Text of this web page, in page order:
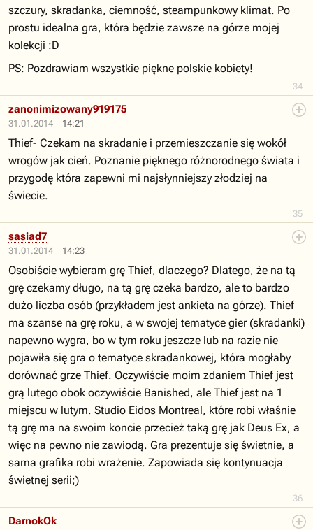
34
szczury, skradanka, ciemność, steampunkowy klimat. Po
prostu idealna gra, która będzie zawsze na górze mojej
kolekcji :D
PS: Pozdrawiam wszystkie piękne polskie kobiety!
31.01.2014 14:21
35
zanonimizowany919175
Thief- Czekam na skradanie i przemieszczanie się wokół
wrogów jak cień. Poznanie pięknego różnorodnego świata i
przygodę która zapewni mi najsłynniejszy złodziej na
świecie.
31.01.2014 14:23
36
sasiad7
Osobiście wybieram grę Thief, dlaczego? Dlatego, że na tą
grę czekamy długo, na tą grę czeka bardzo, ale to bardzo
dużo liczba osób (przykładem jest ankieta na górze). Thief
ma szanse na grę roku, a w swojej tematyce gier (skradanki)
napewno wygra, bo w tym roku jeszcze lub na razie nie
pojawiła się gra o tematyce skradankowej, która mogłaby
dorównać grze Thief. Oczywiście moim zdaniem Thief jest
grą lutego obok oczywiście Banished, ale Thief jest na 1
miejscu w lutym. Studio Eidos Montreal, które robi właśnie
tą grę ma na swoim koncie przecież taką grę jak Deus Ex, a
więc na pewno nie zawiodą. Gra prezentuje się świetnie, a
sama grafika robi wrażenie. Zapowiada się kontynuacja
świetnej serii;)
DarnokOk